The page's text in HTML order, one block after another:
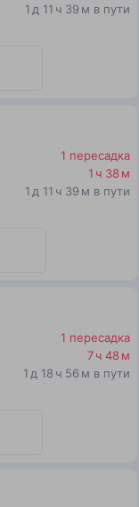
1 д 11 ч 39 м в пути
1 пересадка
1 ч 38 м
1 д 11 ч 39 м в пути
1 пересадка
7 ч 48 м
1 д 18 ч 56 м в пути